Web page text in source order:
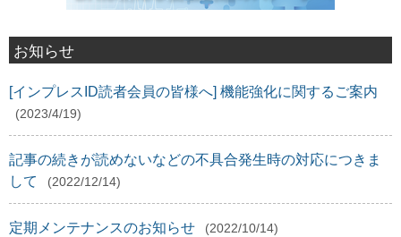
お知らせ
[インプレスID読者会員の皆様へ] 機能強化に関するご案内
(2023/4/19)
記事の続きが読めないなどの不具合発生時の対応につきま
して
(2022/12/14)
定期メンテナンスのお知らせ (2022/10/14)